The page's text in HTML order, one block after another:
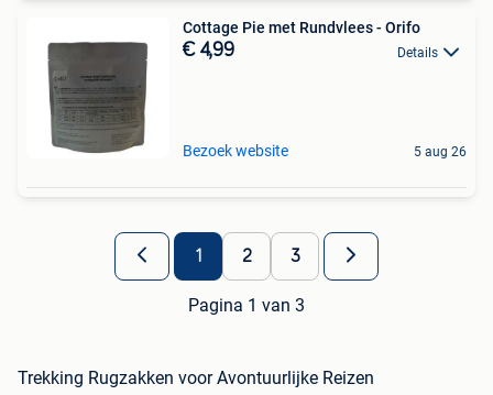
Cottage Pie met Rundvlees - Orifo
€ 4,99 Details
Bezoek website 5 aug 26
1 2 3
Pagina 1 van 3
Trekking Rugzakken voor Avontuurlijke Reizen